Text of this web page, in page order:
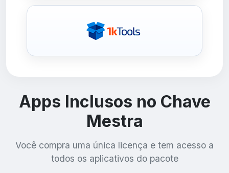
Apps Inclusos no Chave
Mestra
Você compra uma única licença e tem acesso a
todos os aplicativos do pacote